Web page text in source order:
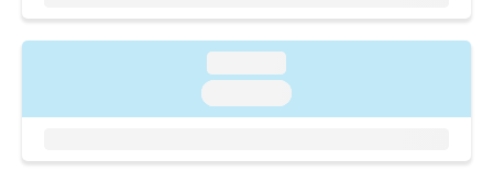
お
問
せ
こ